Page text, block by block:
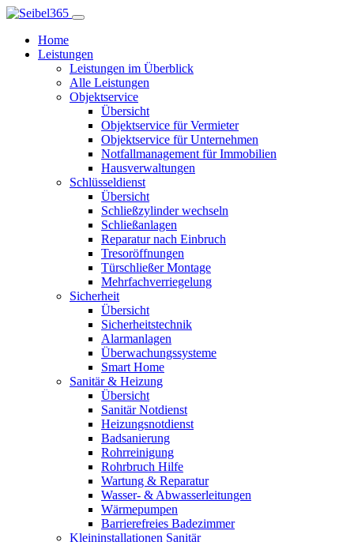
Home
Leistungen
Leistungen im Überblick
Alle Leistungen
Objektservice
Übersicht
Objektservice für Vermieter
Objektservice für Unternehmen
Notfallmanagement für Immobilien
Hausverwaltungen
Schlüsseldienst
Übersicht
Schließzylinder wechseln
Schließanlagen
Reparatur nach Einbruch
Tresoröffnungen
Türschließer Montage
Mehrfachverriegelung
Sicherheit
Übersicht
Sicherheitstechnik
Alarmanlagen
Überwachungssysteme
Smart Home
Sanitär & Heizung
Übersicht
Sanitär Notdienst
Heizungsnotdienst
Badsanierung
Rohrreinigung
Rohrbruch Hilfe
Wartung & Reparatur
Wasser- & Abwasserleitungen
Wärmepumpen
Barrierefreies Badezimmer
Kleininstallationen Sanitär